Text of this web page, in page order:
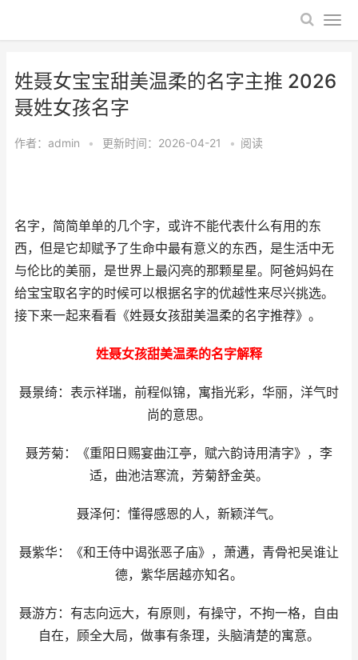
姓聂女宝宝甜美温柔的名字主推 2026
聂姓女孩名字
作者： admin • 更新时间：2026-04-21 • 阅读
名字，简简单单的几个字，或许不能代表什么有用的东
西，但是它却赋予了生命中最有意义的东西，是生活中无
与伦比的美丽，是世界上最闪亮的那颗星星。阿爸妈妈在
给宝宝取名字的时候可以根据名字的优越性来尽兴挑选。
接下来一起来看看《姓聂女孩甜美温柔的名字推荐》。
姓聂女孩甜美温柔的名字解释
聂景绮：表示祥瑞，前程似锦，寓指光彩，华丽，洋气时
尚的意思。
聂芳菊：《重阳日赐宴曲江亭，赋六韵诗用清字》，李
适，曲池洁寒流，芳菊舒金英。
聂泽何：懂得感恩的人，新颖洋气。
聂紫华：《和王侍中谒张恶子庙》，萧遘，青骨祀吴谁让
德，紫华居越亦知名。
聂游方：有志向远大，有原则，有操守，不拘一格，自由
自在，顾全大局，做事有条理，头脑清楚的寓意。